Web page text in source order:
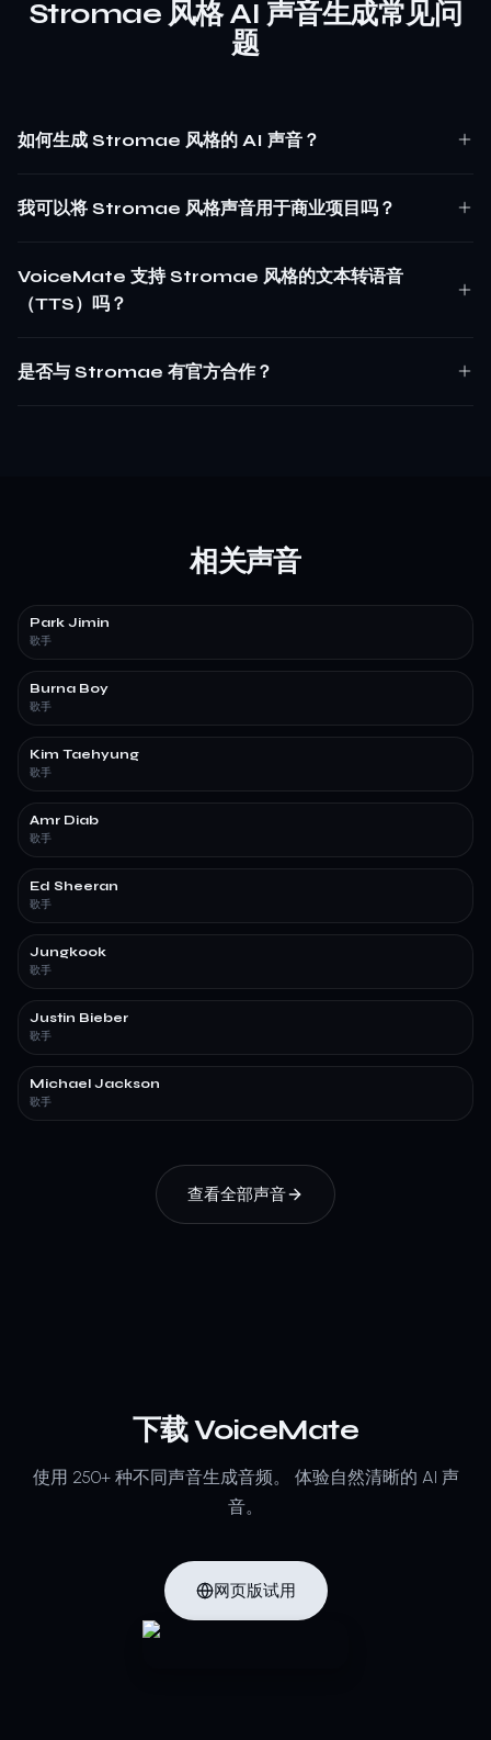
Stromae 风格 AI 声音生成常见问
题
如何生成 Stromae 风格的 AI 声音？
我可以将 Stromae 风格声音用于商业项目吗？
VoiceMate 支持 Stromae 风格的文本转语音
（TTS）吗？
是否与 Stromae 有官方合作？
相关声音
Park Jimin
歌手
Burna Boy
歌手
Kim Taehyung
歌手
Amr Diab
歌手
Ed Sheeran
歌手
Jungkook
歌手
Justin Bieber
歌手
Michael Jackson
歌手
查看全部声音
下载 VoiceMate
使用 250+ 种不同声音生成音频。
体验自然清晰的 AI 声
音。
网页版试用